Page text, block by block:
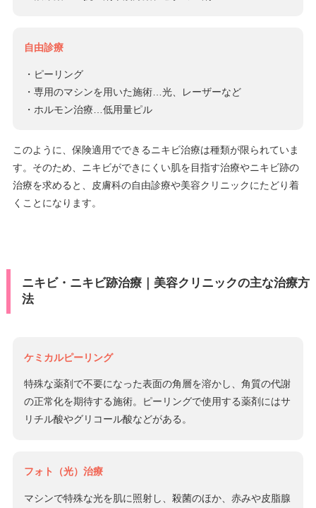
自由診療
・ピーリング
・専用のマシンを用いた施術…光、レーザーなど
・ホルモン治療…低用量ピル
このように、保険適用でできるニキビ治療は種類が限られていま
す。そのため、ニキビができにくい肌を目指す治療やニキビ跡の
治療を求めると、皮膚科の自由診療や美容クリニックにたどり着
くことになります。
ニキビ・ニキビ跡治療｜美容クリニックの主な治療方
法
ケミカルピーリング
特殊な薬剤で不要になった表面の角層を溶かし、角質の代謝
の正常化を期待する施術。ピーリングで使用する薬剤にはサ
リチル酸やグリコール酸などがある。
フォト（光）治療
マシンで特殊な光を肌に照射し、殺菌のほか、赤みや皮脂腺